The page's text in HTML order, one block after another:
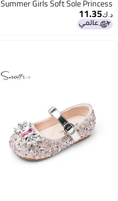
Summer Girls Soft Sole Princess
Shoes Children's School Style Girls
Leather Shoes Q52bd053 Beige
د.ك‏11.35